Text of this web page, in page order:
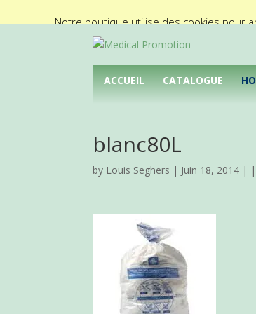
ACCUEIL CATALOGUE
blanc80L
by Louis Seghers | Juin 18, 2014 | |
Notre boutique utilise des cookies pour